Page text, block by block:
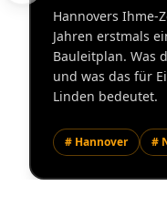
Hannovers Ihme-
Jahren erstmals
Bauleitplan. Was
und was das für
Linden bedeutet.
# Hannover #